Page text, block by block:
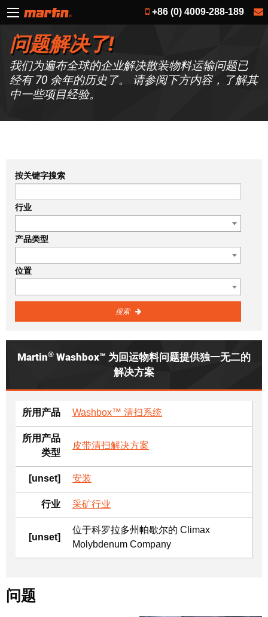
+86 (0) 4009-288-189
问题解决了!
我们为遍布全球的企业解决散装物料运输问题已
经有 70 余年的历史了。 请参阅下方内容，了解其
中一些项目经验。
按关键字搜索
行业
产品类型
位置
搜索
Martin® Washbox™ 为回运物料问题提供独一无二的
解决方案
所用产品 Washbox™ 清扫系统
所用产品
类型
皮带清扫解决方案
[unset] 安装
行业 采矿行业
[unset]
位于科罗拉多州帕歇尔的 Climax
Molybdenum Company
问题